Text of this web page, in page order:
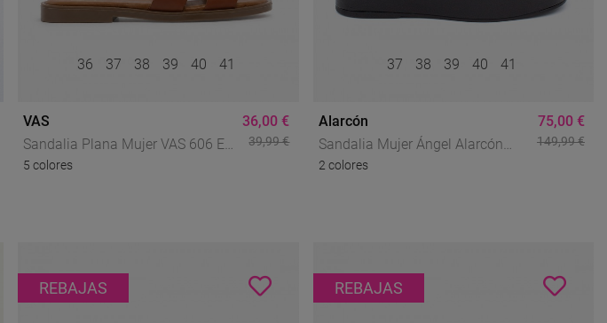
36 37 38 39 40 41
VAS
Sandalia Plana Mujer VAS 606 En
Piel Color Cuero, Elegancia
5 colores
36,00 €
39,99 €
37 38 39 40 41
Alarcón
Sandalia Mujer Ángel Alarcón
Fiorella En Piel Con Cuña Y
2 colores
75,00 €
149,99 €
REBAJAS REBAJAS